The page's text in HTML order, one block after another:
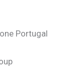
Portugal